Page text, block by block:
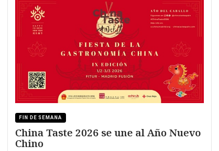
FIN DE SEMANA
China Taste 2026 se une al Año Nuevo
Chino